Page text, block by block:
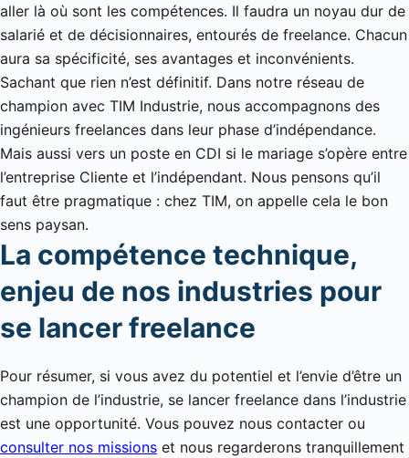
aller là où sont les compétences. Il faudra un noyau dur de
salarié et de décisionnaires, entourés de freelance. Chacun
aura sa spécificité, ses avantages et inconvénients.
Sachant que rien n’est définitif. Dans notre réseau de
champion avec TIM Industrie, nous accompagnons des
ingénieurs freelances dans leur phase d’indépendance.
Mais aussi vers un poste en CDI si le mariage s’opère entre
l’entreprise Cliente et l’indépendant. Nous pensons qu’il
faut être pragmatique : chez TIM, on appelle cela le bon
sens paysan.
La compétence technique,
enjeu de nos industries pour
se lancer freelance
Pour résumer, si vous avez du potentiel et l’envie d’être un
champion de l’industrie, se lancer freelance dans l’industrie
est une opportunité. Vous pouvez nous contacter ou
consulter nos missions et nous regarderons tranquillement